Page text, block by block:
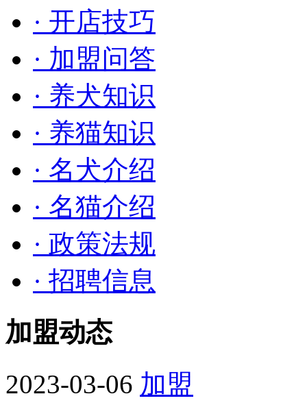
· 开店技巧
· 加盟问答
· 养犬知识
· 养猫知识
· 名犬介绍
· 名猫介绍
· 政策法规
· 招聘信息
加盟动态
2023-03-06 加盟